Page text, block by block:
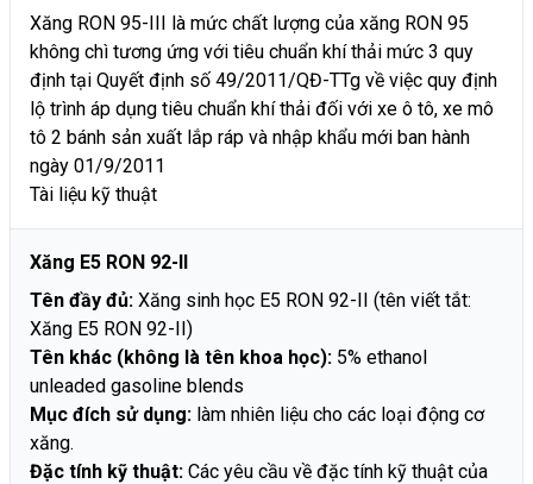
Xăng RON 95-III là mức chất lượng của xăng RON 95
không chì tương ứng với tiêu chuẩn khí thải mức 3 quy
định tại Quyết định số 49/2011/QĐ-TTg về việc quy định
lộ trình áp dụng tiêu chuẩn khí thải đối với xe ô tô, xe mô
tô 2 bánh sản xuất lắp ráp và nhập khẩu mới ban hành
ngày 01/9/2011
Tài liệu kỹ thuật
Xăng E5 RON 92-II
Tên đầy đủ: Xăng sinh học E5 RON 92-II (tên viết tắt:
Xăng E5 RON 92-II)
Tên khác (không là tên khoa học): 5% ethanol
unleaded gasoline blends
Mục đích sử dụng: làm nhiên liệu cho các loại động cơ
xăng.
Đặc tính kỹ thuật: Các yêu cầu về đặc tính kỹ thuật của